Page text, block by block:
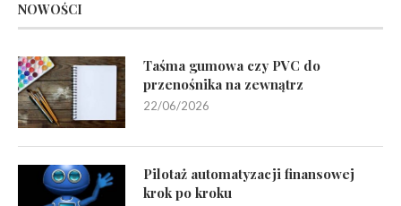
NOWOŚCI
Taśma gumowa czy PVC do
przenośnika na zewnątrz
22/06/2026
Pilotaż automatyzacji finansowej
krok po kroku